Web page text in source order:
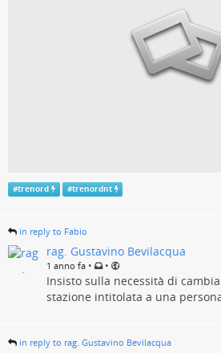
#trenord #trenordnt
in reply to Fabio
rag. Gustavino Bevilacqua
1 anno fa • •
Insisto sulla necessità di
stazione intitolata a una
in reply to rag. Gustavino Bevilacqua